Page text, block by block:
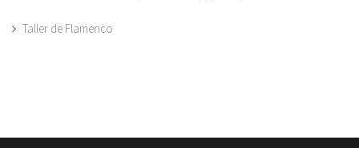
Taller de Flamenco